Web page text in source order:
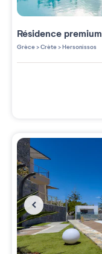
Résidence premium
Grèce>Crète>Hersonissos